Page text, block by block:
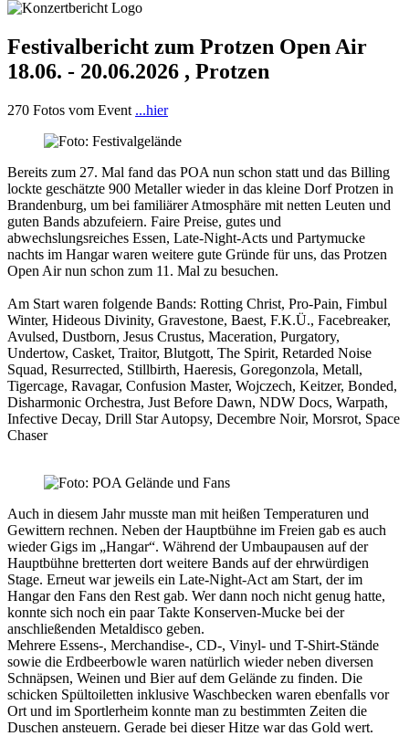
Festivalbericht zum Protzen Open Air
18.06. - 20.06.2026 , Protzen
270 Fotos vom Event ...hier
Bereits zum 27. Mal fand das POA nun schon statt und das Billing
lockte geschätzte 900 Metaller wieder in das kleine Dorf Protzen in
Brandenburg, um bei familiärer Atmosphäre mit netten Leuten und
guten Bands abzufeiern. Faire Preise, gutes und
abwechslungsreiches Essen, Late-Night-Acts und Partymucke
nachts im Hangar waren weitere gute Gründe für uns, das Protzen
Open Air nun schon zum 11. Mal zu besuchen.
Am Start waren folgende Bands: Rotting Christ, Pro-Pain, Fimbul
Winter, Hideous Divinity, Gravestone, Baest, F.K.Ü., Facebreaker,
Avulsed, Dustborn, Jesus Crustus, Maceration, Purgatory,
Undertow, Casket, Traitor, Blutgott, The Spirit, Retarded Noise
Squad, Resurrected, Stillbirth, Haeresis, Goregonzola, Metall,
Tigercage, Ravagar, Confusion Master, Wojczech, Keitzer, Bonded,
Disharmonic Orchestra, Just Before Dawn, NDW Docs, Warpath,
Infective Decay, Drill Star Autopsy, Decembre Noir, Morsrot, Space
Chaser
Auch in diesem Jahr musste man mit heißen Temperaturen und
Gewittern rechnen. Neben der Hauptbühne im Freien gab es auch
wieder Gigs im „Hangar“. Während der Umbaupausen auf der
Hauptbühne bretterten dort weitere Bands auf der ehrwürdigen
Stage. Erneut war jeweils ein Late-Night-Act am Start, der im
Hangar den Fans den Rest gab. Wer dann noch nicht genug hatte,
konnte sich noch ein paar Takte Konserven-Mucke bei der
anschließenden Metaldisco geben.
Mehrere Essens-, Merchandise-, CD-, Vinyl- und T-Shirt-Stände
sowie die Erdbeerbowle waren natürlich wieder neben diversen
Schnäpsen, Weinen und Bier auf dem Gelände zu finden. Die
schicken Spültoiletten inklusive Waschbecken waren ebenfalls vor
Ort und im Sportlerheim konnte man zu bestimmten Zeiten die
Duschen ansteuern. Gerade bei dieser Hitze war das Gold wert.